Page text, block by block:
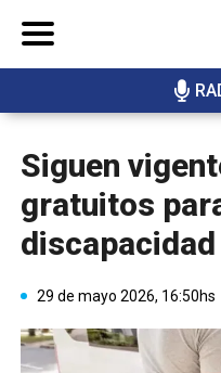
Siguen
gratuitos
discapacidad
29 de mayo 2026, 16:50hs